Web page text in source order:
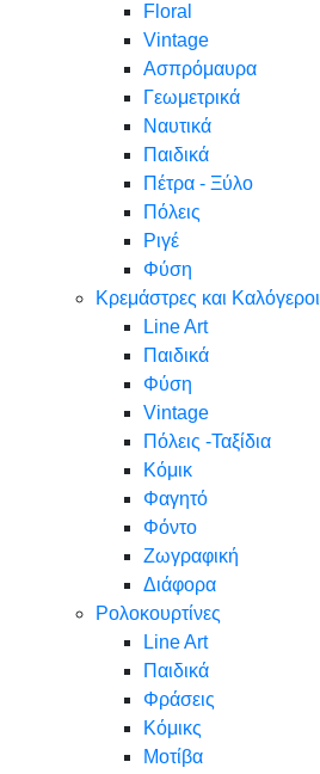
Floral
Vintage
Ασπρόμαυρα
Γεωμετρικά
Ναυτικά
Παιδικά
Πέτρα - Ξύλο
Πόλεις
Ριγέ
Φύση
Κρεμάστρες και Καλόγεροι
Line Art
Παιδικά
Φύση
Vintage
Πόλεις -Ταξίδια
Κόμικ
Φαγητό
Φόντο
Ζωγραφική
Διάφορα
Ρολοκουρτίνες
Line Art
Παιδικά
Φράσεις
Κόμικς
Μοτίβα